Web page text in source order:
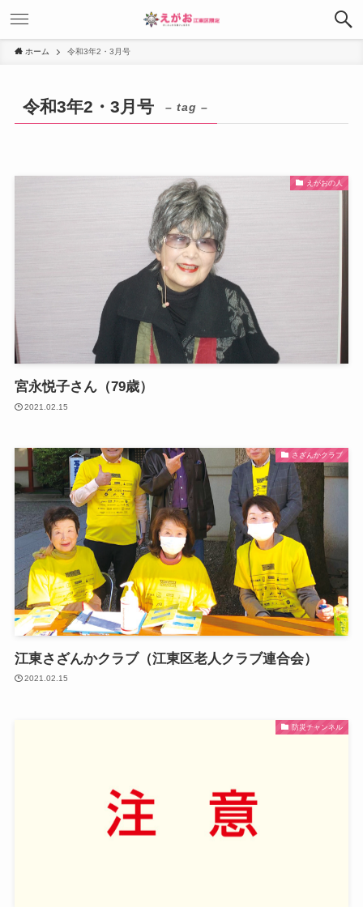
ホーム 令和3年2・3月号
令和3年2・3月号 – tag –
えがおの人
宮永悦子さん（79歳）
2021.02.15
さざんかクラブ
江東さざんかクラブ（江東区老人クラブ連合会）
2021.02.15
防災チャンネル